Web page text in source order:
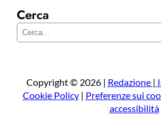
Cerca
e
a
Copyright © 2026 | Redazione |
Cookie Policy| Preferenze sui
accessibilità